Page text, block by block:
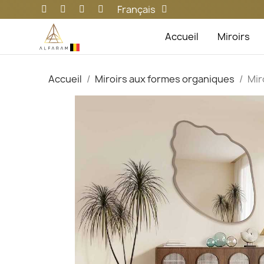
Français
Accueil Miroirs
Accueil Miroirs aux formes organiques